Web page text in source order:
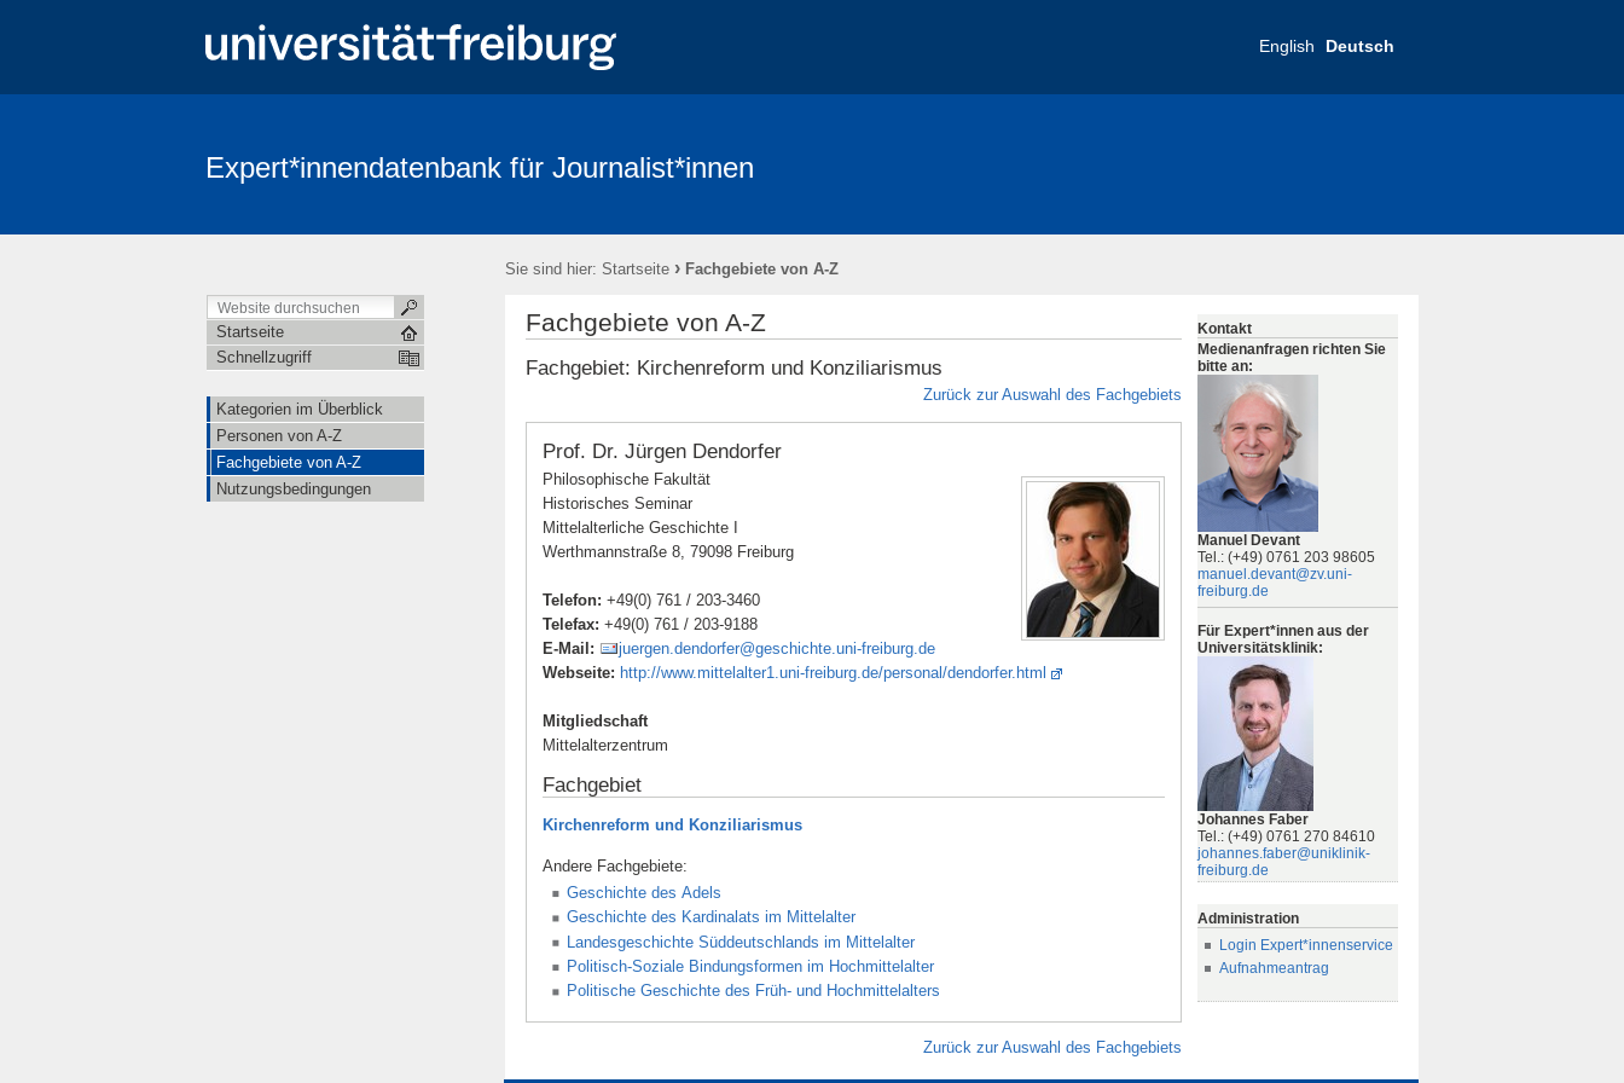
English Deutsch
Expert*innendatenbank für Journalist*innen
Sie sind hier: Startseite › Fachgebiete von A-Z
Startseite
Schnellzugriff
Kategorien im Überblick
Personen von A-Z
Fachgebiete von A-Z
Nutzungsbedingungen
Fachgebiete von A-Z
Fachgebiet: Kirchenreform und Konziliarismus
Zurück zur Auswahl des Fachgebiets
Prof. Dr. Jürgen Dendorfer
Philosophische Fakultät
Historisches Seminar
Mittelalterliche Geschichte I
Werthmannstraße 8, 79098 Freiburg
Telefon: +49(0) 761 / 203-3460
Telefax: +49(0) 761 / 203-9188
E-Mail:
juergen.dendorfer@geschichte.uni-freiburg.de
Webseite: http://www.mittelalter1.uni-freiburg.de/personal/dendorfer.html
Mitgliedschaft
Mittelalterzentrum
Fachgebiet
Kirchenreform und Konziliarismus
Andere Fachgebiete:
Geschichte des Adels
Geschichte des Kardinalats im Mittelalter
Landesgeschichte Süddeutschlands im Mittelalter
Politisch-Soziale Bindungsformen im Hochmittelalter
Politische Geschichte des Früh- und Hochmittelalters
Zurück zur Auswahl des Fachgebiets
Kontakt
Medienanfragen richten Sie
bitte an:
Manuel Devant
Tel.: (+49) 0761 203 98605
manuel.devant@zv.uni-
freiburg.de
Für Expert*innen aus der
Universitätsklinik:
Johannes Faber
Tel.: (+49) 0761 270 84610
johannes.faber@uniklinik-
freiburg.de
Administration
Login Expert*innenservice
Aufnahmeantrag